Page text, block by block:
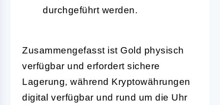
durchgeführt werden.
Zusammengefasst ist Gold physisch
verfügbar und erfordert sichere
Lagerung, während Kryptowährungen
digital verfügbar und rund um die Uhr